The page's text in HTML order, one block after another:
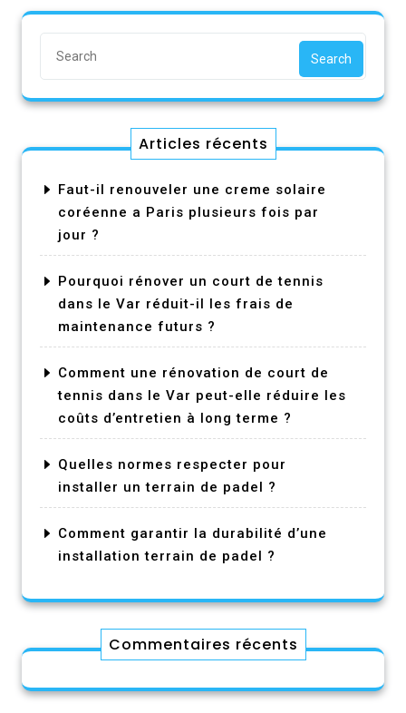
Search
Articles récents
Faut-il renouveler une creme solaire
coréenne a Paris plusieurs fois par
jour ?
Pourquoi rénover un court de tennis
dans le Var réduit-il les frais de
maintenance futurs ?
Comment une rénovation de court de
tennis dans le Var peut-elle réduire les
coûts d’entretien à long terme ?
Quelles normes respecter pour
installer un terrain de padel ?
Comment garantir la durabilité d’une
installation terrain de padel ?
Commentaires récents